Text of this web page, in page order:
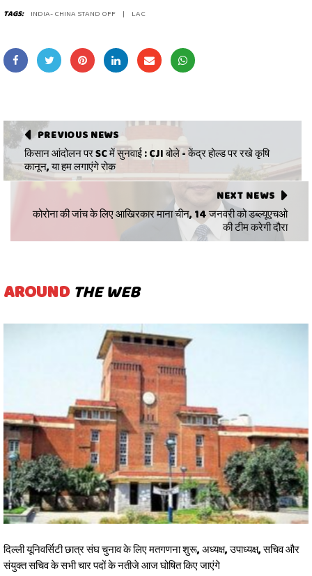
TAGS: INDIA- CHINA STAND OFF LAC
PREVIOUS NEWS
किसान आंदोलन पर SC में सुनवाई : CJI बोले - केंद्र होल्ड पर रखे कृषि
कानून, या हम लगाएंगे रोक
NEXT NEWS
कोरोना की जांच के लिए आखिरकार माना चीन, 14 जनवरी को डब्ल्यूएचओ
की टीम करेगी दौरा
AROUND THE WEB
दिल्ली यूनिवर्सिटी छात्र संघ चुनाव के लिए मतगणना शुरू, अध्यक्ष, उपाध्यक्ष, सचिव और
संयुक्त सचिव के सभी चार पदों के नतीजे आज घोषित किए जाएंगे